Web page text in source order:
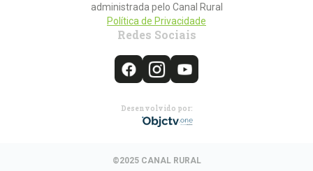
administrada pelo Canal Rural
Política de Privacidade
Redes Sociais
Desenvolvido por:
©2025 CANAL RURAL